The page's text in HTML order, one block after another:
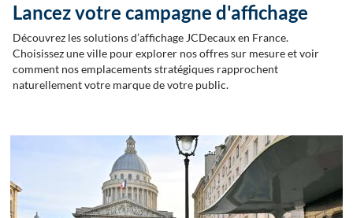
Lancez votre campagne d'affichage
Découvrez les solutions d’affichage JCDecaux en France.
Choisissez une ville pour explorer nos offres sur mesure et voir
comment nos emplacements stratégiques rapprochent
naturellement votre marque de votre public.